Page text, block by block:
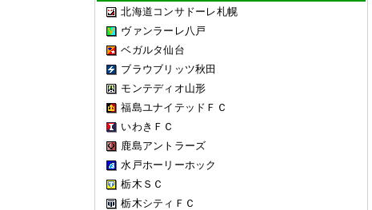
北海道コンサドーレ札幌
ヴァンラーレ八戸
ベガルタ仙台
ブラウブリッツ秋田
モンテディオ山形
福島ユナイテッドＦＣ
いわきＦＣ
鹿島アントラーズ
水戸ホーリーホック
栃木ＳＣ
栃木シティＦＣ